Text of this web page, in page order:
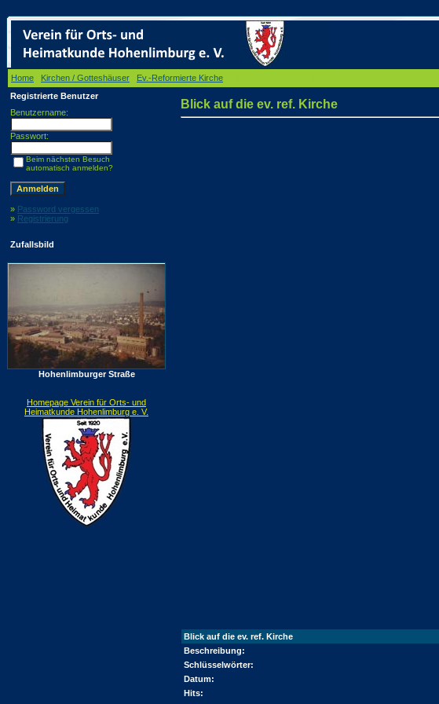
Home Kirchen / Gotteshäuser Ev.-Reformierte Kirche
Registrierte Benutzer
Benutzername:
Passwort:
Beim nächsten Besuch
automatisch anmelden?
» Password vergessen
» Registrierung
Zufallsbild
Hohenlimburger Straße
Homepage Verein für Orts- und
Heimatkunde Hohenlimburg e. V.
Blick auf die ev. ref. Kirche
Blick auf die ev. ref. Kirche
Beschreibung:
Schlüsselwörter:
Datum:
Hits: